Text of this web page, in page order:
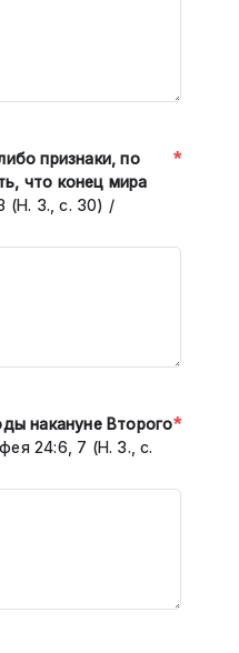
признаки, по
что конец мира
(Н. З., с. 30) /
*
накануне Второго
24:6, 7 (Н. З., с.
*